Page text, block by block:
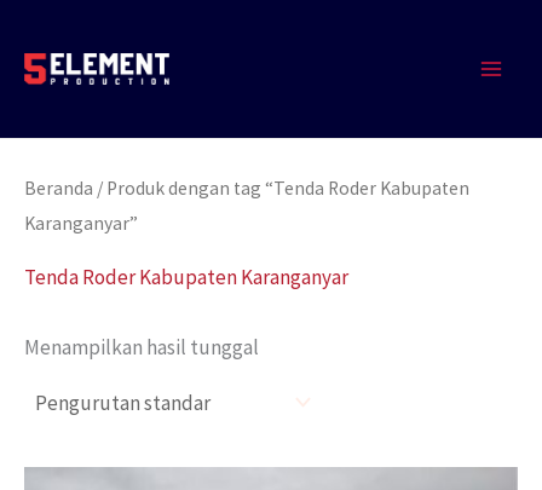
konten
Beranda / Produk dengan tag “Tenda Roder Kabupaten
Karanganyar”
Tenda Roder Kabupaten Karanganyar
Menampilkan hasil tunggal